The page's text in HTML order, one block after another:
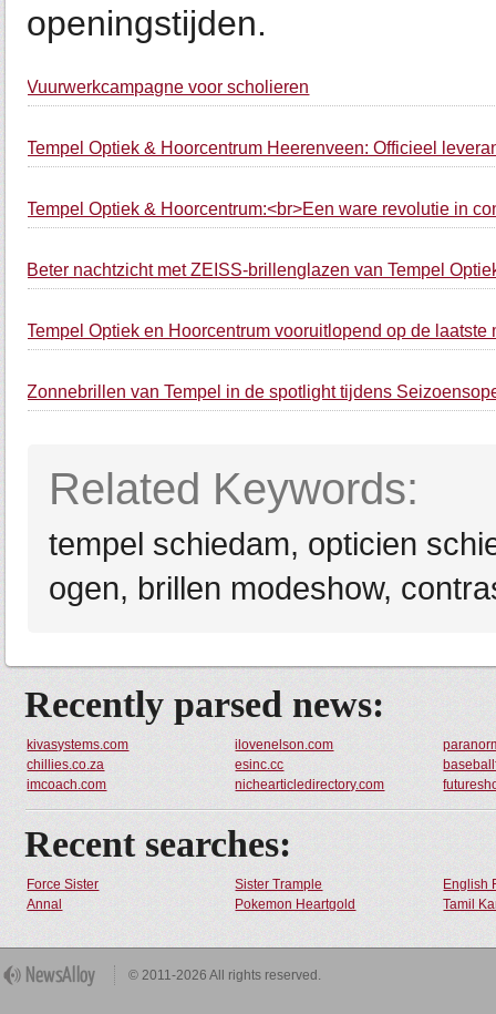
openingstijden.
Vuurwerkcampagne voor scholieren
Tempel Optiek & Hoorcentrum Heerenveen: Officieel
Tempel Optiek & Hoorcentrum:<br>Een ware revolutie in
Beter nachtzicht met ZEISS-brillenglazen van Tempel
Tempel Optiek en Hoorcentrum vooruitlopend op de laatste
Zonnebrillen van Tempel in de spotlight tijdens
Related Keywords:
tempel schiedam, opticien
ogen, brillen modeshow,
Recently parsed news:
kivasystems.com ilovenelson.com
chillies.co.za
esinc.cc
imcoach.com
nichearticledirectory.com
Recent searches:
Force Sister Sister Trample
English
Annal
Pokemon Heartgold Tamil
© 2011-2026 All rights reserved.